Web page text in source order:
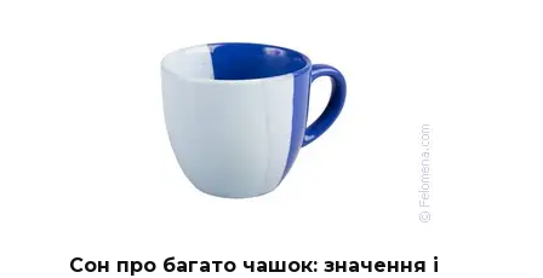
Сон про багато чашок: значення і